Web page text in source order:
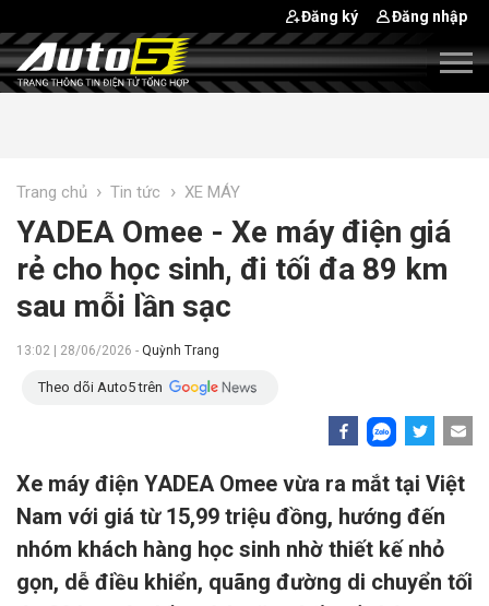
Đăng ký Đăng nhập
Trang chủ › Tin tức › XE MÁY
YADEA Omee - Xe máy điện giá
rẻ cho học sinh, đi tối đa 89 km
sau mỗi lần sạc
13:02 | 28/06/2026 - Quỳnh Trang
Theo dõi Auto5 trên
Xe máy điện YADEA Omee vừa ra mắt tại Việt
Nam với giá từ 15,99 triệu đồng, hướng đến
nhóm khách hàng học sinh nhờ thiết kế nhỏ
gọn, dễ điều khiển, quãng đường di chuyển tối